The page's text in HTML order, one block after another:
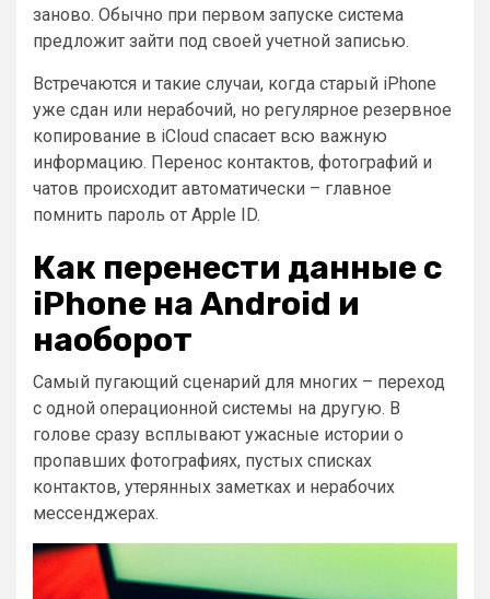
заново. Обычно при первом запуске система
предложит зайти под своей учетной записью.
Встречаются и такие случаи, когда старый iPhone
уже сдан или нерабочий, но регулярное резервное
копирование в iCloud спасает всю важную
информацию. Перенос контактов, фотографий и
чатов происходит автоматически – главное
помнить пароль от Apple ID.
Как перенести данные с
iPhone на Android и
наоборот
Самый пугающий сценарий для многих – переход
с одной операционной системы на другую. В
голове сразу всплывают ужасные истории о
пропавших фотографиях, пустых списках
контактов, утерянных заметках и нерабочих
мессенджерах.